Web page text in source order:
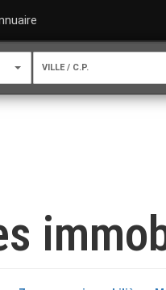
VILLE / C.P.